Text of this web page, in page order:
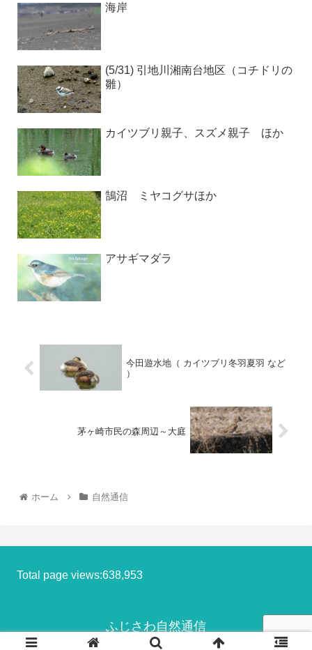
海岸
(5/31) 引地川湘南台地区（コチドリの
雛）
カイツブリ親子、スズメ親子 ほか
鵠沼 ミヤコグサほか
アサギマダラ
今田遊水地（ カイツブリ冬羽夏羽 など
）
茅ヶ崎市民の森周辺～大庭
ホーム 自然通信
Total page views:638,953
ふじさわ自然通信
© 2013-2026 ふじさわ自然通信.